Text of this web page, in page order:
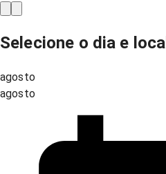
Selecione o dia e local
agosto
agosto